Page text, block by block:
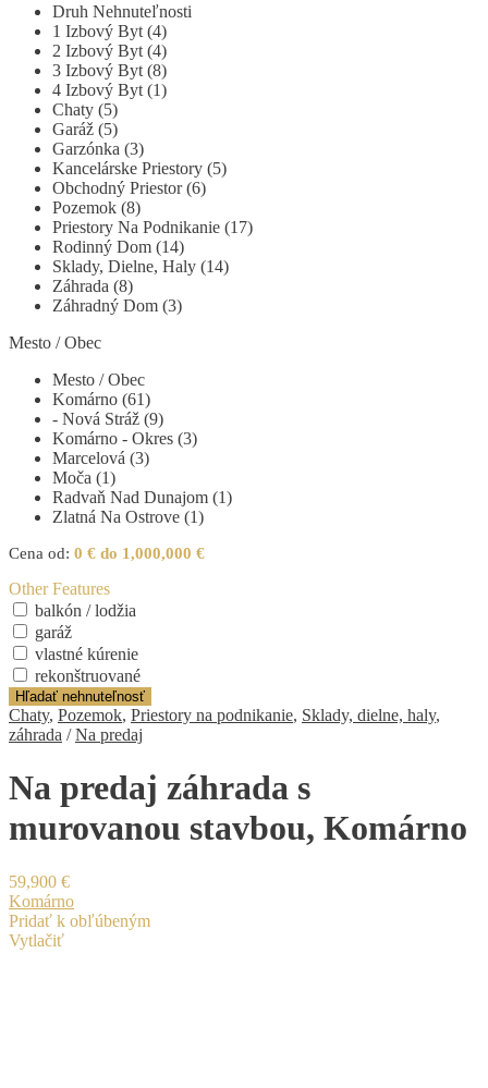
Druh Nehnuteľnosti
1 Izbový Byt (4)
2 Izbový Byt (4)
3 Izbový Byt (8)
4 Izbový Byt (1)
Chaty (5)
Garáž (5)
Garzónka (3)
Kancelárske Priestory (5)
Obchodný Priestor (6)
Pozemok (8)
Priestory Na Podnikanie (17)
Rodinný Dom (14)
Sklady, Dielne, Haly (14)
Záhrada (8)
Záhradný Dom (3)
Mesto / Obec
Mesto / Obec
Komárno (61)
- Nová Stráž (9)
Komárno - Okres (3)
Marcelová (3)
Moča (1)
Radvaň Nad Dunajom (1)
Zlatná Na Ostrove (1)
Cena od: 0 € do 1,000,000 €
Other Features
balkón / lodžia
garáž
vlastné kúrenie
rekonštruované
Hľadať nehnuteľnosť
Chaty, Pozemok, Priestory na podnikanie, Sklady, dielne, haly,
záhrada /Na predaj
Na predaj záhrada s
murovanou stavbou, Komárno
59,900 €
Komárno
Pridať k obľúbeným
Vytlačiť